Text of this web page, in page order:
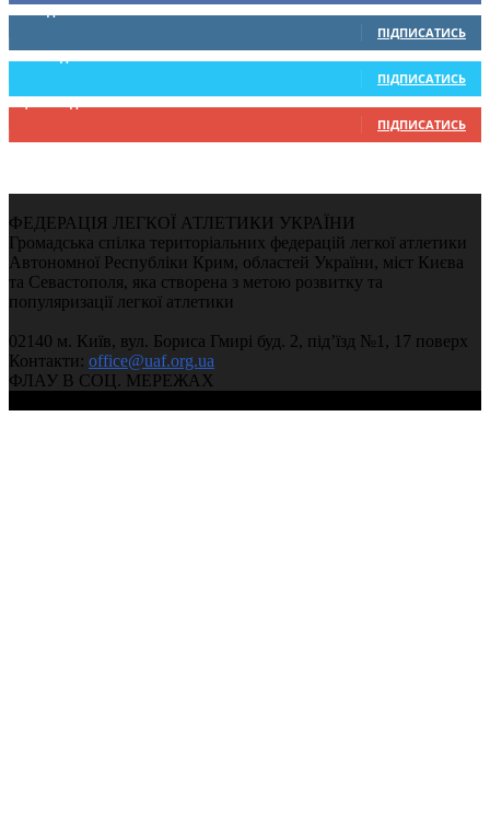
0 Підписників
ПІДПИСАТИСЬ
234 Підписників
ПІДПИСАТИСЬ
9,370 Підписників
ПІДПИСАТИСЬ
ФЕДЕРАЦІЯ ЛЕГКОЇ АТЛЕТИКИ УКРАЇНИ
Громадська спілка територіальних федерацій легкої атлетики
Автономної Республіки Крим, областей України, міст Києва
та Севастополя, яка створена з метою розвитку та
популяризації легкої атлетики
02140 м. Київ, вул. Бориса Гмирі буд. 2, під’їзд №1, 17 поверх
Контакти: office@uaf.org.ua
ФЛАУ В СОЦ. МЕРЕЖАХ